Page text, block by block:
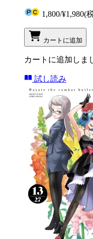
1,800/¥1,980(
カートに追加
カートに追加しま
試し読み